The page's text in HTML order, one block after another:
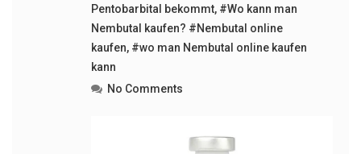
Pentobarbital bekommt, #Wo kann man
Nembutal kaufen? #Nembutal online
kaufen, #wo man Nembutal online kaufen
kann
No Comments